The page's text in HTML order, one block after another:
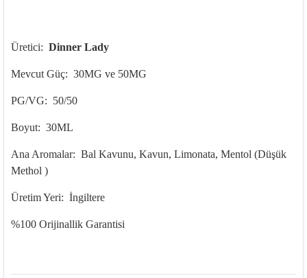
Üretici: Dinner Lady
Mevcut Güç: 30MG ve 50MG
PG/VG: 50/50
Boyut: 30ML
Ana Aromalar: Bal Kavunu, Kavun, Limonata, Mentol (Düşük
Methol )
Üretim Yeri: İngiltere
%100 Orijinallik Garantisi